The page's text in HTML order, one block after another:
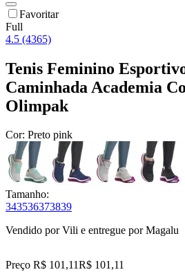
Favoritar
Full
4.5 (4365)
Tenis Feminino
Caminhada Academia
Olimpak
Cor: Preto pink
Tamanho:
343536373839
Vendido porVili e entregue por Magalu
Preço R$ 101,11R$ 101,11